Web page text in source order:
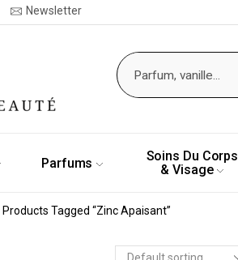
Newsletter
Parfums
Soins Du Corps
& Visage
Products Tagged “Zinc Apaisant”